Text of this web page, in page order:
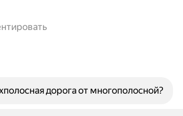
дорога от многополосной?